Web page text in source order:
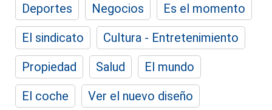
Deportes
Negocios
Es el momento
El sindicato
Cultura - Entretenimiento
Propiedad
Salud
El mundo
El coche
Ver el nuevo diseño